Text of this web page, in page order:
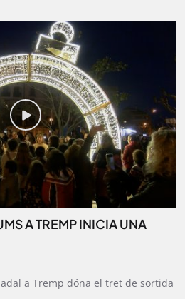
A TREMP INICIA UNA
a Tremp dóna el tret de sortida